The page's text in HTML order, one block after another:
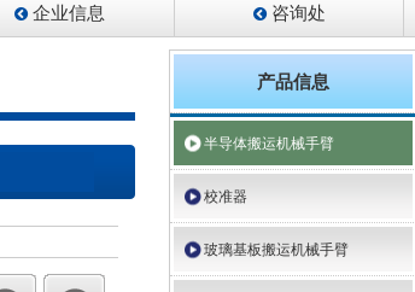
企业信息 咨询处
产品信息
半导体搬运机械手臂
校准器
玻璃基板搬运机械手臂